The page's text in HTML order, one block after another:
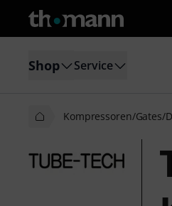
Shop Service
Kompressoren/Gates/